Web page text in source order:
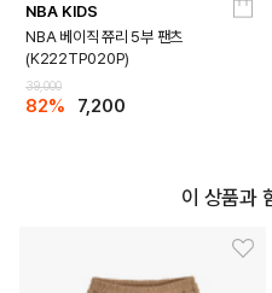
NBA KIDS
NBA 베이직 쮸리 5부 팬츠
(K222TP020P)
39,000
82% 7,200
이 상품과